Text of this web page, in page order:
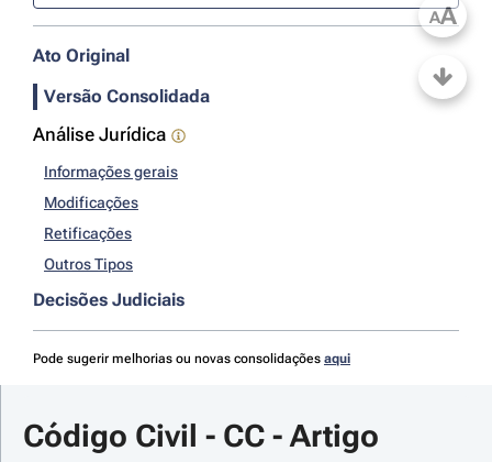
Ato Original
Versão Consolidada
Análise Jurídica
Informações gerais
Modificações
Retificações
Outros Tipos
Decisões Judiciais
Pode sugerir melhorias ou novas consolidações aqui
Código Civil - CC - Artigo
AA